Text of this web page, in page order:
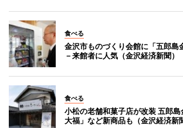
食べる
金沢市ものづくり会館に「五郎島
－来館者に人気（金沢経済新聞）
食べる
小松の老舗和菓子店が改装 五郎
大福」など新商品も（金沢経済新